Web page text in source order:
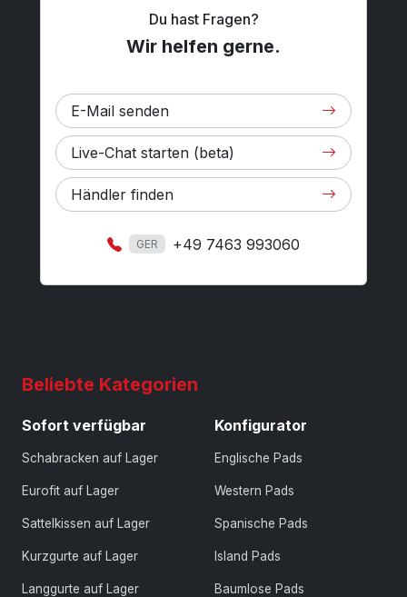
Du hast Fragen?
Wir helfen gerne.
E-Mail senden
Live-Chat starten (beta)
Händler finden
GER +49 7463 993060
Beliebte Kategorien
Sofort verfügbar
Schabracken auf Lager
Eurofit auf Lager
Sattelkissen auf Lager
Kurzgurte auf Lager
Langgurte auf Lager
Konfigurator
Englische Pads
Western Pads
Spanische Pads
Island Pads
Baumlose Pads